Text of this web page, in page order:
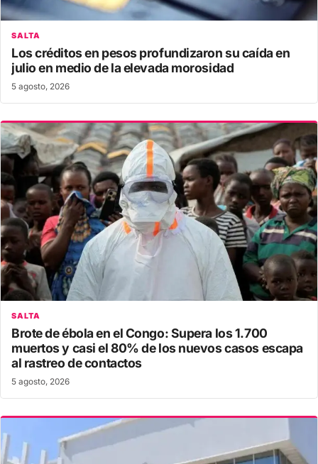
SALTA
Los créditos en pesos profundizaron su caída en
julio en medio de la elevada morosidad
5 agosto, 2026
SALTA
Brote de ébola en el Congo: Supera los 1.700
muertos y casi el 80% de los nuevos casos escapa
al rastreo de contactos
5 agosto, 2026